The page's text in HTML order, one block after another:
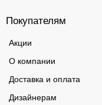
Покупателям
Акции
О компании
Доставка и оплата
Дизайнерам